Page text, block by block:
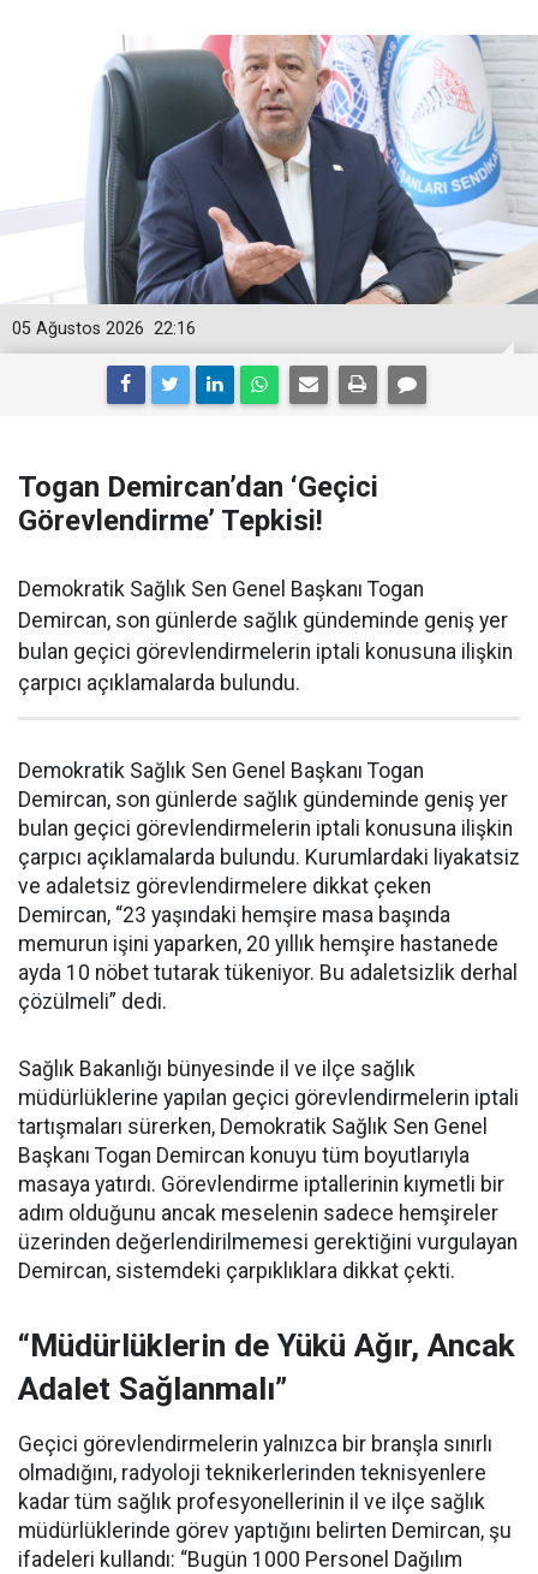
22:16
05 Ağustos 2026
Togan Demircan’dan ‘Geçici
Görevlendirme’ Tepkisi!
Demokratik Sağlık Sen Genel Başkanı Togan
Demircan, son günlerde sağlık gündeminde geniş yer
bulan geçici görevlendirmelerin iptali konusuna ilişkin
çarpıcı açıklamalarda bulundu.
Demokratik Sağlık Sen Genel Başkanı Togan
Demircan, son günlerde sağlık gündeminde geniş yer
bulan geçici görevlendirmelerin iptali konusuna ilişkin
çarpıcı açıklamalarda bulundu. Kurumlardaki liyakatsiz
ve adaletsiz görevlendirmelere dikkat çeken
Demircan, “23 yaşındaki hemşire masa başında
memurun işini yaparken, 20 yıllık hemşire hastanede
ayda 10 nöbet tutarak tükeniyor. Bu adaletsizlik derhal
çözülmeli” dedi.
Sağlık Bakanlığı bünyesinde il ve ilçe sağlık
müdürlüklerine yapılan geçici görevlendirmelerin iptali
tartışmaları sürerken, Demokratik Sağlık Sen Genel
Başkanı Togan Demircan konuyu tüm boyutlarıyla
masaya yatırdı. Görevlendirme iptallerinin kıymetli bir
adım olduğunu ancak meselenin sadece hemşireler
üzerinden değerlendirilmemesi gerektiğini vurgulayan
Demircan, sistemdeki çarpıklıklara dikkat çekti.
“Müdürlüklerin de Yükü Ağır, Ancak
Adalet Sağlanmalı”
Geçici görevlendirmelerin yalnızca bir branşla sınırlı
olmadığını, radyoloji teknikerlerinden teknisyenlere
kadar tüm sağlık profesyonellerinin il ve ilçe sağlık
müdürlüklerinde görev yaptığını belirten Demircan, şu
ifadeleri kullandı: “Bugün 1000 Personel Dağılım